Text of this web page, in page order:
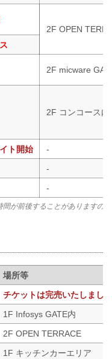
2F OPEN
2F micware
2F コンコース内
ト開始
-
-
-
が前後することがありますの
場所等
チケットは完売いたしまし
1F Infosys GATE内
2F OPEN TERRACE
1F キッチンカーエリア